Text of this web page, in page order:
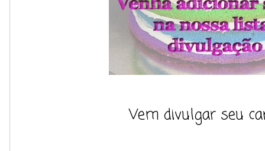
Vem divulgar seu